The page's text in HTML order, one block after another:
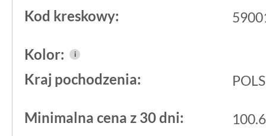
nadają wnętrzu unikalny
Zastosowanie w praktyce
wykorzystać Tubądzin
29,8x74,8?
Kod kreskowy:
Kolor: i
Kraj pochodzenia:
Minimalna cena z 30 dni: